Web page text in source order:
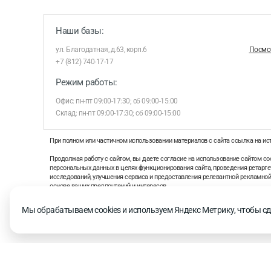
Наши базы:
ул. Благодатная, д.63, корп.6
+7 (812) 740-17-17
Режим работы:
Офис: пн-пт 09:00-17:30; сб 09:00-15:00
Склад: пн-пт 09:00-17:30; сб 09:00-15:00
При полном или частичном использовании материалов с сайта ссылка на
Продолжая работу с сайтом, вы даете согласие на использование сайтом
персональных данных в целях функционирования сайта, проведения
исследований, улучшения сервиса и предоставления релевантной
основе ваших предпочтений и интересов.
рекомендательных технологий
Мы обрабатываем cookies и используем Яндекс Метрику, чтобы